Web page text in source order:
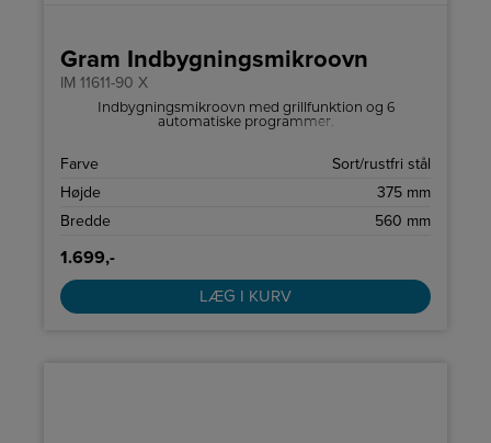
Gram Indbygningsmikroovn
IM 11611-90 X
Indbygningsmikroovn med grillfunktion og 6
automatiske programmer.
Farve
Sort/rustfri stål
Højde
375 mm
Bredde
560 mm
1.699,-
LÆG I KURV